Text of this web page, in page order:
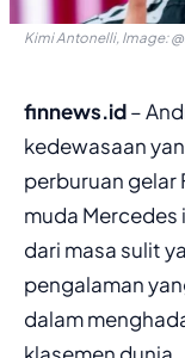
Kimi Antonelli, Image:
finnews.id–
kedewasaan
perburuan gelar
muda
dari masa sulit
pengalaman
dalam